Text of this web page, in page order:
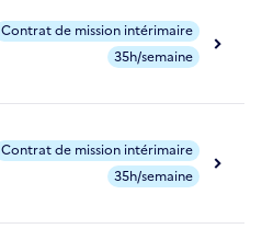
Contrat de mission intérimaire
35h/semaine
Contrat de mission intérimaire
35h/semaine